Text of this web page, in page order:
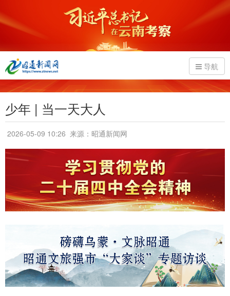
导航
少年 | 当一天大人
2026-05-09 10:26 来源：昭通新闻网